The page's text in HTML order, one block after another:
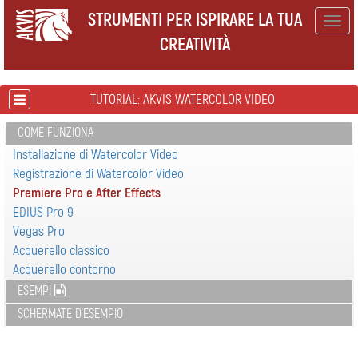
STRUMENTI PER ISPIRARE LA TUA
CREATIVITÀ
TUTORIAL: AKVIS WATERCOLOR VIDEO
COME FUNZIONA
Installazione di Watercolor Video
Registrazione di Watercolor Video
Premiere Pro e After Effects
EDIUS Pro 9
Vegas Pro
Acquerello classico
Acquerello contorno
ESEMPI
SCHERMATE D'ESEMPIO